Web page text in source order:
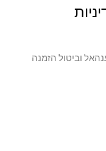
וביטול הזמנה